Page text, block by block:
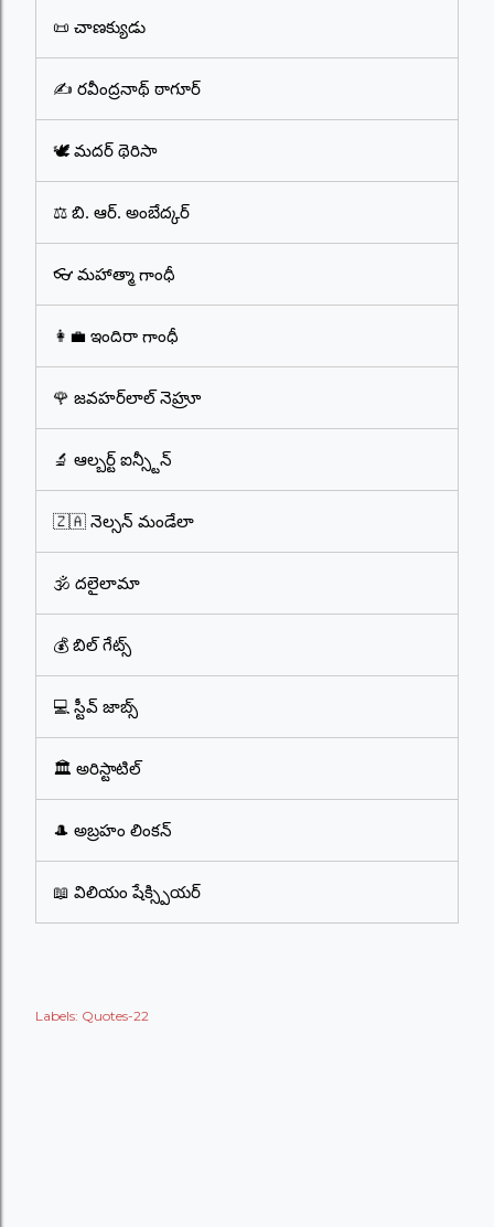
📜 చాణక్యుడు
✍️ రవీంద్రనాథ్ ఠాగూర్
🕊️ మదర్ థెరిసా
⚖️ బి. ఆర్. అంబేద్కర్
👓 మహాత్మా గాంధీ
👩‍💼 ఇందిరా గాంధీ
🌹 జవహర్‌లాల్ నెహ్రూ
🔬 ఆల్బర్ట్ ఐన్స్టీన్
🇿🇦 నెల్సన్ మండేలా
🕉️ దలైలామా
💰 బిల్ గేట్స్
💻 స్టీవ్ జాబ్స్
🏛️ అరిస్టాటిల్
🎩 అబ్రహం లింకన్
📖 విలియం షేక్స్పియర్
Labels: Quotes-22